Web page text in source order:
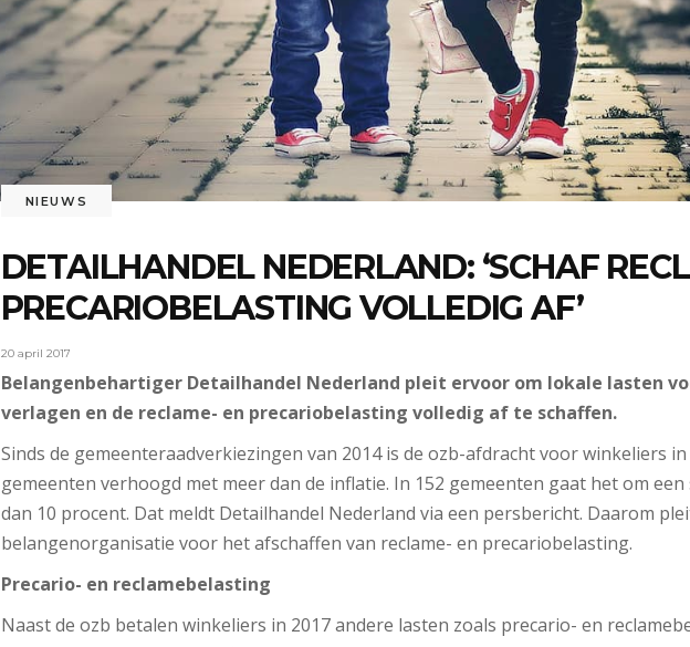
NIEUWS
DETAILHANDEL NEDERLAND: ‘SCHAF
PRECARIOBELASTING VOLLEDIG AF’
20 april 2017
Belangenbehartiger Detailhandel Nederland pleit ervoor om lokale lasten
verlagen en de reclame- en precariobelasting volledig af te schaffen.
Sinds de gemeenteraadverkiezingen van 2014 is de ozb-afdracht voor winkeliers
gemeenten verhoogd met meer dan de inflatie. In 152 gemeenten gaat het om
dan 10 procent. Dat meldt Detailhandel Nederland via een persbericht. Daarom
belangenorganisatie voor het afschaffen van reclame- en precariobelasting.
Precario- en reclamebelasting
Naast de ozb betalen winkeliers in 2017 andere lasten zoals precario- en